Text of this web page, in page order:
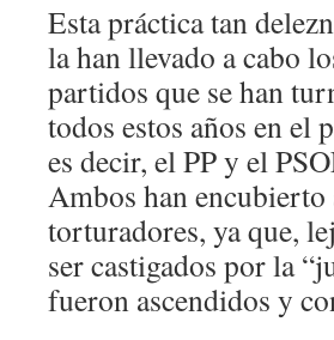
Esta práctica tan
la han llevado a cabo
partidos que se han
todos estos años en el
es decir, el PP y el
Ambos han encubierto
torturadores, ya que,
ser castigados por la
fueron ascendidos y